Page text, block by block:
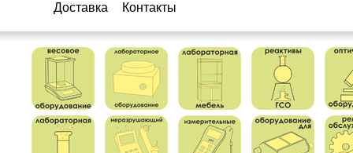
Доставка
Контакты